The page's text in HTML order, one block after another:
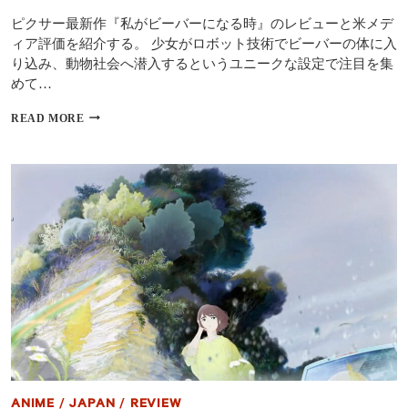
え
ら
れ
ず
ピクサー最新作『私がビーバーになる時』のレビューと米メデ
ィア評価を紹介する。 少女がロボット技術でビーバーの体に入
り込み、動物社会へ潜入するというユニークな設定で注目を集
めて…
READ MORE 『私
ー
ー
に
な
る
時』
レ
ビ
ュ
ー
｜
ピ
ク
ー
ANIME /JAPAN / REVIEW